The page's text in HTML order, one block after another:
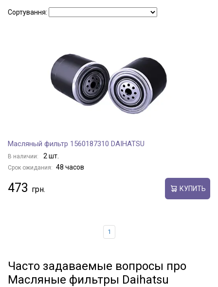
Показать все марки
Сортування:
Масляный фильтр 1560187310 DAIHATSU
В наличии: 2 шт.
Срок ожидания: 48 часов
473 КУПИТЬ
1
Часто задаваемые вопросы про
Масляные фильтры Daihatsu